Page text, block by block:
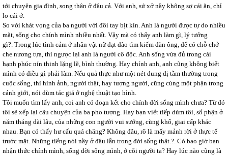
tới chuyện gia đình, song thân ở đâu cả. Với anh, sứ xở nầy không sợ cái ăn, chỉ
lo cái ở.
So với khát vọng của ba người với đôi tay bịt kín. Anh là người được tự do nhiều
mặt, sống cho chính mình nhiều nhất. Vậy mà có thấy anh làm gì, lý tưởng
gì?. Trong lúc tình cảm ở nhân vật nữ dạt dào tìm kiếm đàn ông, để có chỗ chở
che nương tựa, thì ngược lại anh là người cô độc. Anh sống vừa đủ trong cái
hạnh phúc nín thinh lặng lẽ, bình thường. Hay chính anh, anh cũng không biết
mình có điều gì phải làm. Nếu quả thực như một nét dung dị tầm thường trong
cuộc sống, thì hình ảnh, người thật, hay tượng người, cũng cùng một phận trong
cảnh giới, nói dùm tác giả ở nghệ thuật tạo hình.
Tôi muốn tìm lấy anh, coi anh có đoạn kết cho chính đời sống mình chưa? Từ đó
tôi sẽ xếp lại câu chuyện của ba pho tượng. Hay bạn viết tiếp dùm tôi, số phận ở
năm tháng dài lâu, của những con người vui sướng, cùng khổ, giai cấp khác
nhau. Bạn có thấy hư cấu quá chăng? Không đâu, rõ là mấy mảnh rời ở thực tế
trước mặt. Những tiếng nói nầy ở đâu lẫn trong đời sống thật.?. Có bao giờ bạn
nhận thức chính mình, sống đời sống mình, ở cõi người ta? Hay lúc nào cũng là